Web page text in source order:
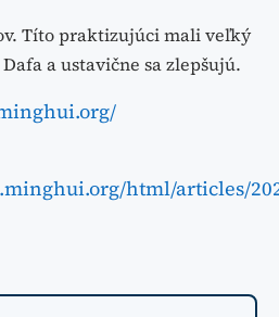
Títo praktizujúci mali veľký
a ustavične sa zlepšujú.
html/articles/